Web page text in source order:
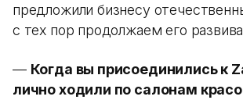
предложили бизнесу
с тех пор продолжаем его
— Когда вы присоединились к
лично ходили по салонам